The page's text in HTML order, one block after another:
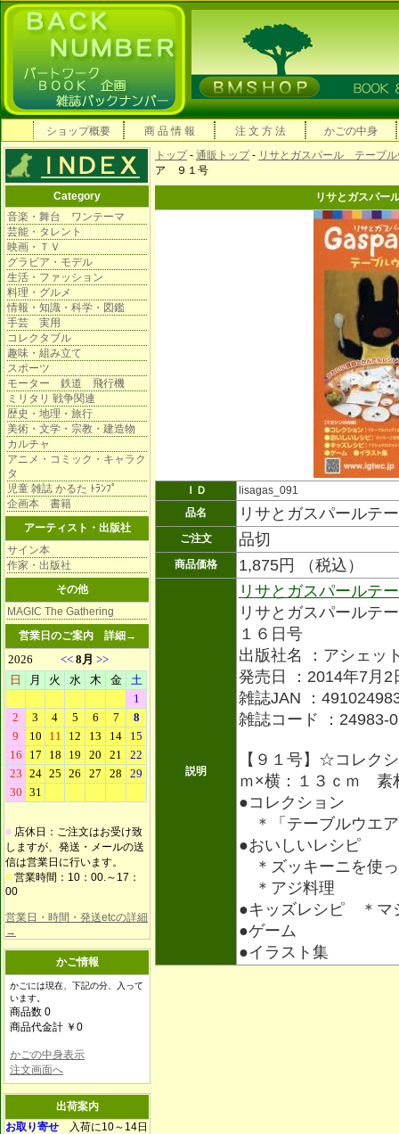
ショップ概要 商 品 情 報 注 文 方 法 かごの中身
Category
音楽・舞台 ワンテーマ
芸能・タレント
映画・ＴＶ
グラビア・モデル
生活・ファッション
料理・グルメ
情報・知識・科学・図鑑
手芸 実用
コレクタブル
趣味・組み立て
スポーツ
モーター 鉄道 飛行機
ミリタリ 戦争関連
歴史・地理・旅行
美術・文学・宗教・建造物
カルチャ
アニメ・コミック・キャラク
タ
児童 雑誌 かるた ﾄﾗﾝﾌﾟ
企画本 書籍
アーティスト・出版社
サイン本
作家・出版社
その他
MAGIC The Gathering
営業日のご案内 詳細→
■ 店休日：ご注文はお受け致
しますが、発送・メールの送
信は営業日に行います。
■ 営業時間：10：00.～17：
00
営業日・時間・発送etcの詳細
→
かご情報
かごには現在、下記の分、入って
います。
商品数 0
商品代金計 ￥0
かごの中身表示
注文画面へ
出荷案内
お取り寄せ 入荷に10～14日
トップ- 通販トップ- リサとガスパール テーブ
ア ９１号
リサとガスパー
ＩＤ
lisagas_091
品名
リサとガスパールテ
ご注文 品切
商品価格 1,875円 （税込）
説明
リサとガスパールテ
リサとガスパールテ
１６日号
出版社名 ：アシェッ
発売日 ：2014年7月2
雑誌JAN ：
雑誌コード ：24983-
【９１号】☆コレク
ｍ×横：１３ｃｍ 素
●コレクション
＊「テーブルウエ
●おいしいレシピ
＊ズッキーニを使
＊アジ料理
●キッズレシピ ＊マ
●ゲーム
●イラスト集